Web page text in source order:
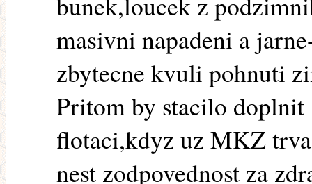
masivni napadeni a
zbytecne kvuli pohnuti
Pritom by stacilo
flotaci,kdyz uz MKZ
nest zodpovednost za